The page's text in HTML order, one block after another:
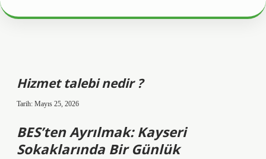
Hizmet talebi nedir ?
Tarih: Mayıs 25, 2026
BES’ten Ayrılmak: Kayseri
Sokaklarında Bir Günlük